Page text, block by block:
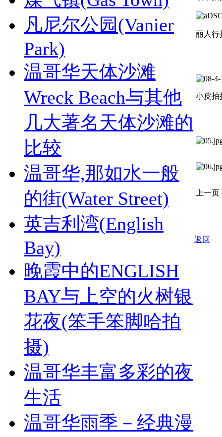
凡尼尔公园(Vanier
Park)
温哥华天体沙滩
Wreck Beach与其他
几大著名天体沙滩的
比较
温哥华,那如水一般
的街(Water Street)
英吉利湾(English
Bay)
晚霞中的ENGLISH
BAY与上空的火树银
花夜(笨手笨脚哈拍
摄)
温哥华丰富多彩的夜
生活
温哥华雨季－经典漫
丽人行
小皮拍
上一
返回